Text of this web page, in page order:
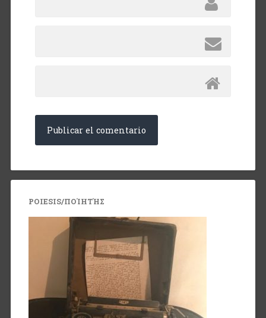
POIESIS/ΠΟΊΗΤΉΣ